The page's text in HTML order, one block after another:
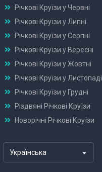
Річкові Круїзи у Червні
Річкові Круїзи у Липні
Річкові Круїзи у Серпні
Річкові Круїзи у Вересні
Річкові Круїзи у Жовтні
Річкові Круїзи у Листопаді
Річкові Круїзи у Грудні
Різдвяні Річкові Круїзи
Новорічні Річкові Круїзи
Українська